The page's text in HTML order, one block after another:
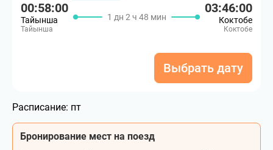
00:58:00
Тайынша
Тайынша
1 дн 2 ч 48 мин
03:46:00
Коктобе
Коктобе
Выбрать дату
Расписание: пт
Бронирование мест на поезд